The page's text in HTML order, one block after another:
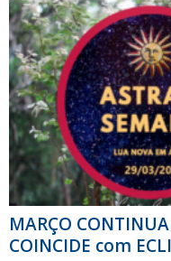
MARÇO
COINCIDE com